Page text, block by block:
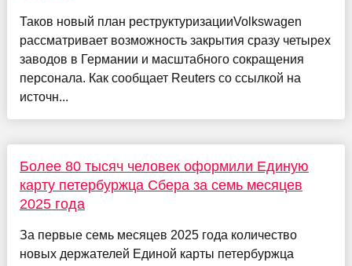
Таков новый план реструктуризацииVolkswagen
рассматривает возможность закрытия сразу четырех
заводов в Германии и масштабного сокращения
персонала. Как сообщает Reuters со ссылкой на
источн...
Более 80 тысяч человек оформили Единую
карту петербуржца Сбера за семь месяцев
2025 года
За первые семь месяцев 2025 года количество
новых держателей Единой карты петербуржца